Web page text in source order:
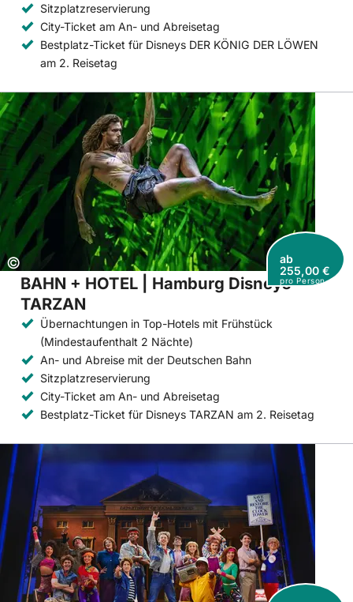
Sitzplatzreservierung
City-Ticket am An- und Abreisetag
Bestplatz-Ticket für Disneys DER KÖNIG DER LÖWEN
am 2. Reisetag
Copyright:
©
ab
255,00 €
pro Person
BAHN + HOTEL | Hamburg Disneys
TARZAN
Übernachtungen in Top-Hotels mit Frühstück
(Mindestaufenthalt 2 Nächte)
An- und Abreise mit der Deutschen Bahn
Sitzplatzreservierung
City-Ticket am An- und Abreisetag
Bestplatz-Ticket für Disneys TARZAN am 2. Reisetag